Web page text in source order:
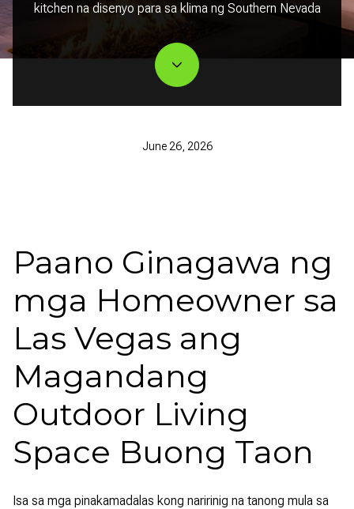
kitchen na disenyo para sa klima ng Southern Nevada
June 26, 2026
Paano Ginagawa ng
mga Homeowner sa
Las Vegas ang
Magandang
Outdoor Living
Space Buong Taon
Isa sa mga pinakamadalas kong naririnig na tanong mula sa